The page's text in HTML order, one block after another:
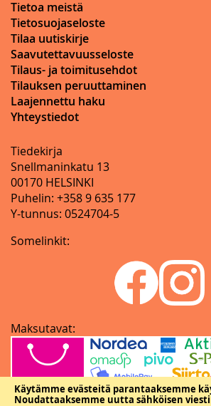
Käytämme evästeitä parantaaksemme
Noudattaaksemme uutta sähköisen
Tietoa meistä
Tietosuojaseloste
Tilaa uutiskirje
Saavutettavuusseloste
Tilaus- ja toimitusehdot
Tilauksen peruuttaminen
Laajennettu haku
Yhteystiedot
Tiedekirja
Snellmaninkatu 13
00170 HELSINKI
Puhelin: +358 9 635 177
Y-tunnus: 0524704-5
Somelinkit:
Maksutavat: